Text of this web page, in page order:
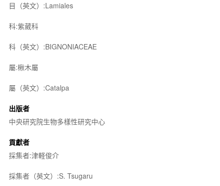
目（英文）:Lamiales
科:紫葳科
科（英文）:BIGNONIACEAE
屬:楸木屬
屬（英文）:Catalpa
出版者
中央研究院生物多樣性研究中心
貢獻者
採集者:津軽俊介
採集者（英文）:S. Tsugaru